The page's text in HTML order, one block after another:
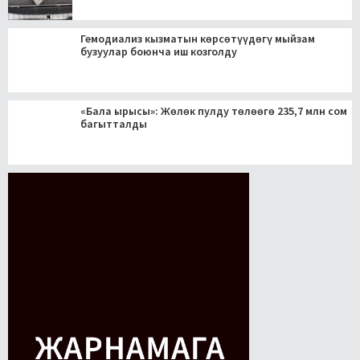
Гемодиализ кызматын көрсөтүүдөгү мыйзам
бузуулар боюнча иш козголду
«Бала ырысы»: Жөлөк пулду төлөөгө 235,7 млн сом
багытталды